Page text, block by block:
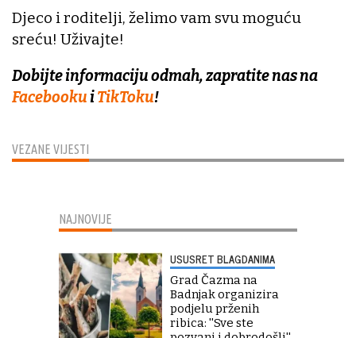
VEZANE VIJESTI
Djeco i roditelji, želimo vam svu moguću
sreću! Uživajte!
Dobijte informaciju odmah, zapratite nas na
FacebookuiTikToku!
NAJNOVIJE
USUSRET BLAGDANIMA
Grad Čazma na
Badnjak organizira
podjelu prženih
ribica: ''Sve ste